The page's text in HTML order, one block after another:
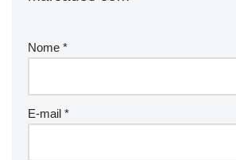
Nome *
E-mail *